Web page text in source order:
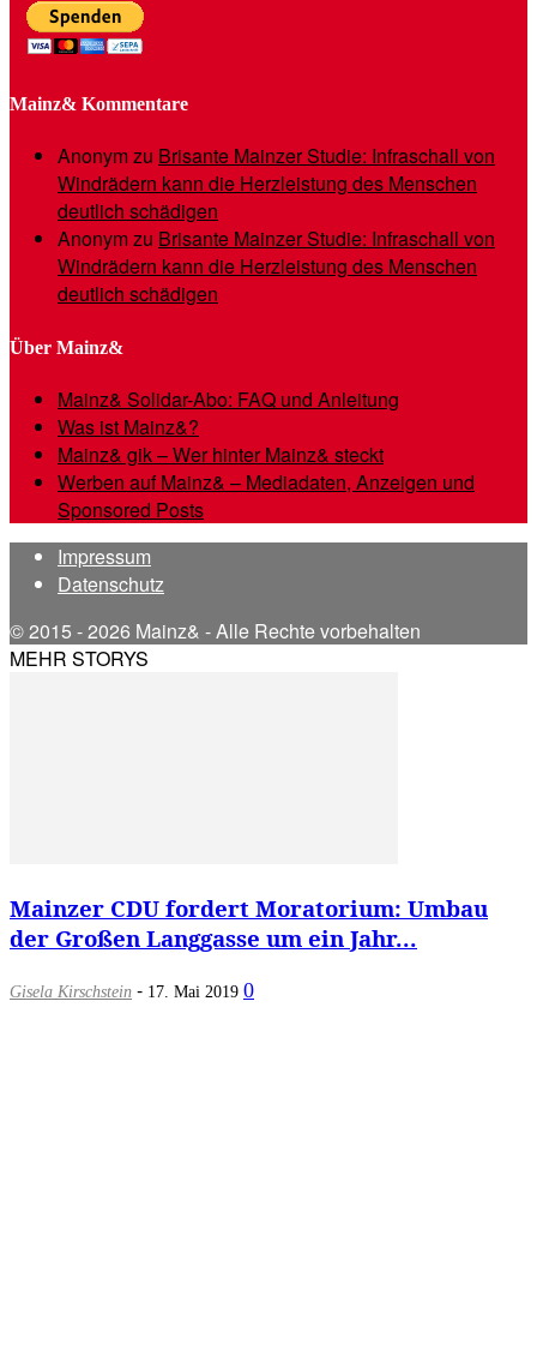
Mainz& Kommentare
Anonymzu Brisante Mainzer Studie: Infraschall von
Windrädern kann die Herzleistung des Menschen
deutlich schädigen
Anonymzu Brisante Mainzer Studie: Infraschall von
Windrädern kann die Herzleistung des Menschen
deutlich schädigen
Über Mainz&
Mainz& Solidar-Abo: FAQ und Anleitung
Was ist Mainz&?
Mainz& gik – Wer hinter Mainz& steckt
Werben auf Mainz& – Mediadaten, Anzeigen und
Sponsored Posts
Impressum
Datenschutz
© 2015 - 2026 Mainz& - Alle Rechte vorbehalten
MEHR STORYS
Mainzer CDU fordert Moratorium: Umbau
der Großen Langgasse um ein Jahr...
Gisela Kirschstein - 17. Mai 2019 0